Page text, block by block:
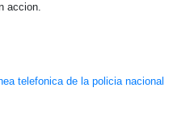
accion.
telefonica de la policia nacional